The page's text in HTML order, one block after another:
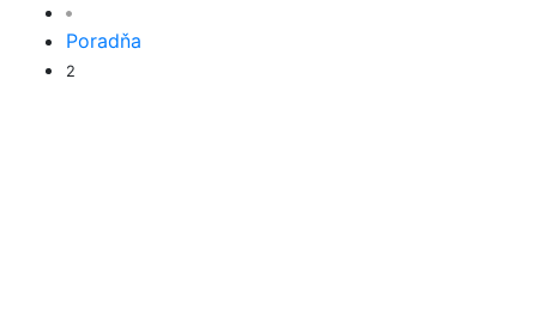
Poradňa
2